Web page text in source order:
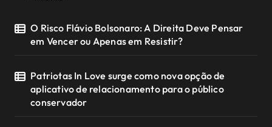
o
e
O Risco Flávio Bolsonaro: A Direita Deve Pensar
em Vencer ou Apenas em Resistir?
Patriotas In Love surge como nova opção de
aplicativo de relacionamento para o público
conservador